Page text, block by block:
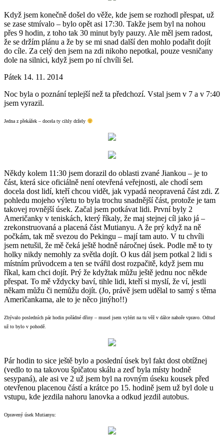
Když jsem konečně došel do věže, kde jsem se rozhodl přespat, už
se zase stmívalo – bylo opět asi 17:30. Takže jsem byl na nohou
přes 9 hodin, z toho tak 30 minut byly pauzy. Ale měl jsem radost,
že se držím plánu a že by se mi snad další den mohlo podařit dojít
do cíle. Za celý den jsem na zdi nikoho nepotkal, pouze vesničany
dole na silnici, když jsem po ní chvíli šel.
Pátek 14. 11. 2014
Noc byla o poznání teplejší než ta předchozí. Vstal jsem v 7 a v 7:40
jsem vyrazil.
Jedna z překážek – docela ty cihly držely
Někdy kolem 11:30 jsem dorazil do oblasti zvané Jiankou – je to
část, která sice oficiálně není otevřená veřejnosti, ale chodí sem
docela dost lidí, kteří chcou vidět, jak vypadá neopravená část zdi. Z
pohledu mojeho výletu to byla trochu snadnější část, protože je tam
takovej rovnější úsek. Začal jsem potkávat lidi. První byly 2
Američanky v teniskách, který říkaly, že maj stejnej cíl jako já –
zrekonstruovaná a placená část Mutianyu. A že prý když na ně
počkám, tak mě svezou do Pekingu – mají tam auto. V tu chvíli
jsem netušil, že mě čeká ještě hodně náročnej úsek. Podle mě to ty
holky nikdy nemohly za světla dojít. O kus dál jsem potkal 2 lidi s
místním průvodcem a ten se tvářil dost rozpačitě, když jsem mu
říkal, kam chci dojít. Prý že kdyžtak můžu ještě jednu noc někde
přespat. To mě vždycky baví, tihle lidi, kteří si myslí, že ví, jestli
někam můžu či nemůžu dojít. (Jo, právě jsem udělal to samý s těma
Američankama, ale to je něco jinýho!!)
Zbývalo posledních pár hodin pořádné dřiny – musel jsem vylézt na tu věž v dálce nahoře vpravo. Odtud
už to bylo v pohodě.
Pár hodin to sice ještě bylo a poslední úsek byl fakt dost obtížnej
(vedlo to na takovou špičatou skálu a zeď byla místy hodně
sesypaná), ale asi ve 2 už jsem byl na rovným úseku kousek před
otevřenou placenou částí a krátce po 15. hodině jsem už byl dole u
vstupu, kde jezdila nahoru lanovka a odkud jezdil autobus.
Opravený úsek Mutianyu: